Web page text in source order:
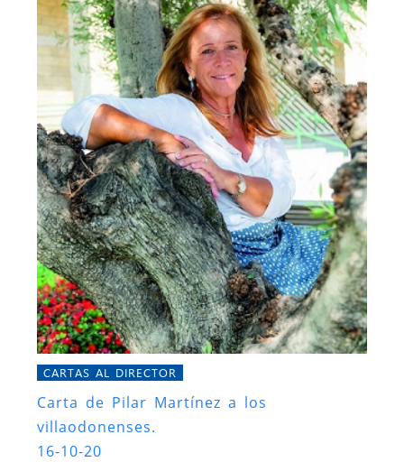
CARTAS AL DIRECTOR
Carta de Pilar Martínez a los
villaodonenses.
16-10-20